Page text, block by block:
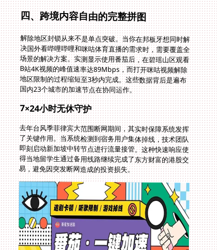
四、跨境内容自由的完整拼图
解除地区封锁从来不是单点突破。当你在邦板牙想同时解
决国外看哔哩哔哩和咪咕体育直播的需求时，需要覆盖全
场景的解决方案。实测显示使用番茄后，在碧瑶山区观看
B站4K视频的峰值速率达89Mbps，而打开咪咕视频解除
地区限制的过程缩短至3秒内完成。这些数据背后是遍布
国内23个城市的加速节点在协同运作。
7×24小时无休守护
去年台风季菲律宾大范围断网期间，其实时保障系统发挥
了关键作用。当系统检测到宿务用户集体掉线，技术团队
即刻启动新加坡中转节点进行流量接管。这种快速响应使
得当地留学生通过备用线路继续完成了东方财富的港股交
易，避免因突发断网造成的投资损失。